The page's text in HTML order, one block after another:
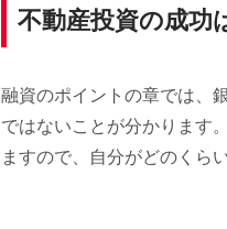
不動産投資の成功
融資のポイントの章では、
ではないことが分かります
ますので、自分がどのくら